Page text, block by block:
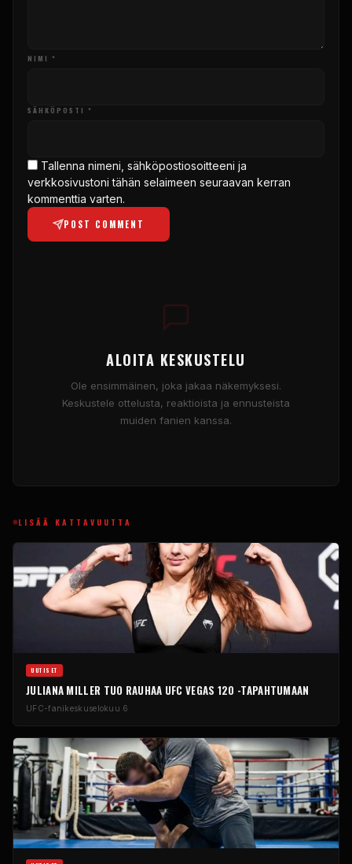
NIMI *
SÄHKÖPOSTI *
Tallenna nimeni, sähköpostiosoitteeni ja
verkkosivustoni tähän selaimeen seuraavan kerran
kommenttia varten.
POST COMMENT
ALOITA KESKUSTELU
Ole ensimmäinen, joka jakaa näkemyksesi.
Keskustele ottelusta, reaktioista ja ennusteista
muiden fanien kanssa.
LISÄÄ KATTAVUUTTA
UUTISET
JULIANA MILLER TUO RAUHAA UFC VEGAS 120 -TAPAHTUMAAN
UFC-fanikeskuselokuu 6